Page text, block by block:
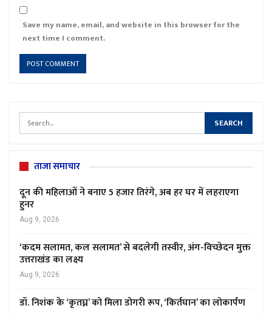
Save my name, email, and website in this browser for the
next time I comment.
ताजा समाचार
दून की महिलाओं ने बनाए 5 हजार तिरंगे, अब हर घर में लहराएगा
हुनर
Aug 9, 2026
‘कदम सलामत, कल सलामत’ से बदलेगी तस्वीर, अंग-विच्छेदन मुक्त
उत्तराखंड का लक्ष्य
Aug 9, 2026
डॉ. निशंक के ‘कृतघ्न’ को मिला डोगरी रूप, ‘किर्तघान’ का लोकार्पण